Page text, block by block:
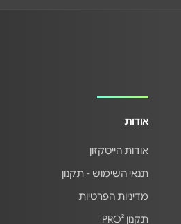
אודות
אודות הייטקזון
תנאי השימוש - תקנון
מדיניות הפרטיות
תקנון PRO²